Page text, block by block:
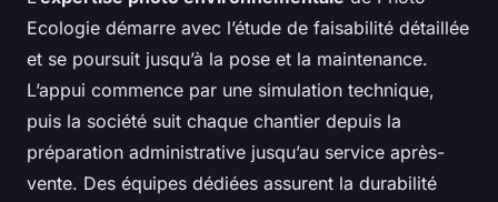
Ecologie démarre avec l’étude de faisabilité détaillée
et se poursuit jusqu’à la pose et la maintenance.
L’appui commence par une simulation technique,
puis la société suit chaque chantier depuis la
préparation administrative jusqu’au service après-
vente. Des équipes dédiées assurent la durabilité